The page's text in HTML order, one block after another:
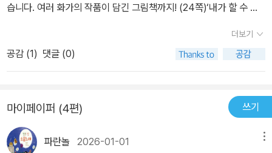
습니다. 여러 화가의 작품이 담긴 그림책까지! (24쪽)‘내가 할 수 있
로 찍는 것이다. 이 볼품없이 일그러지고 불쌍한 사람들은 다름아닌
내 모습이 아닌가. 또한 내 부모형제이지 않는가.’ (76쪽)‘왜 겉모습
으로 사람을 평가하지? 사진 찍는 사람이 사진 찍기 편한 옷을 입으
동네에 있던 조그만 집마저 은행에 담보로 잡혔습니다. 융자를 받은
돈으로 사진집 《인간》을 이어서 펴냈습니다. 그러나 애써 펴낸 사진
집이 잘 팔려서 창작에 보탬이 되기는커녕 정부 감시만 더 끈질겨졌
더보기
공감 (1) 댓글 (0)
마이페이퍼 (4편) 쓰기
파란놀 2026-01-01